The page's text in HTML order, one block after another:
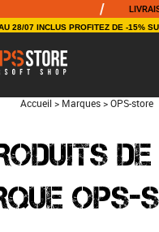
LIVRAISON OFFERTE
28/07 INCLUS PROFITEZ DE -15%
Accueil > Marques > OPS-store
OPS-